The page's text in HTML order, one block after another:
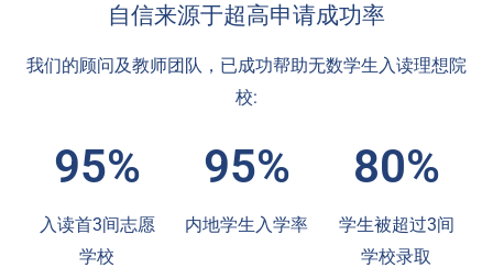
自信来源于超高申请成功率
我们的顾问及教师团队，已成功帮助无数学生入读理想院
校:
95%
入读首3间志愿
学校
95%
内地学生入学率
80%
学生被超过3间
学校录取